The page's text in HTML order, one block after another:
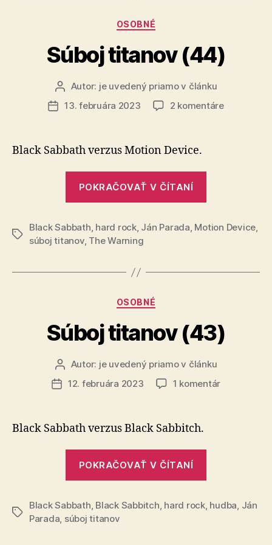
Kategórie
OSOBNÉ
Súboj titanov (44)
Autor
článku
Autor: je uvedený priamo v článku
Dátum
13. februára 2023 2 komentárena
Black Sabbath verzus Motion Device.
POKRAČOVAŤ V ČÍTANÍ
Značky
Black Sabbath, hard rock, Ján Parada, Motion Device,
súboj titanov, The Warning
Kategórie
OSOBNÉ
Súboj titanov (43)
Autor
článku
Autor: je uvedený priamo v článku
Dátum
12. februára 2023 1 komentárna
Black Sabbath verzus Black Sabbitch.
POKRAČOVAŤ V ČÍTANÍ
Značky
Black Sabbath, Black Sabbitch, hard rock, hudba, Ján
Parada, súboj titanov